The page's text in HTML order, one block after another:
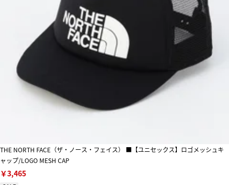
THE NORTH FACE（ザ・ノース・フェイス） ■【ユニセックス】ロゴメッシュキ
ャップ/LOGO MESH CAP
￥3,465